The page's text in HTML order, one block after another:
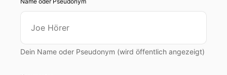
Dein Name oder Pseudonym (wird öffentlich angezeigt)